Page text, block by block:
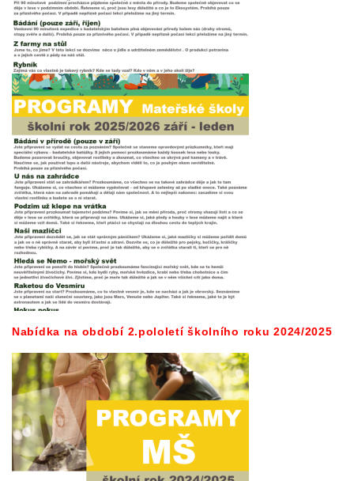
Nabídka na období 2.pololetí školního roku 2024/2025